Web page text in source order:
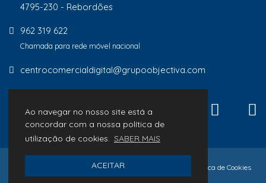
Ao navegar no nosso site está a
concordar com a nossa política de
utilização de cookies. SABER MAIS
ACEITAR
4795-230 - Rebordões
962 319 622
Chamada para rede móvel nacional
centrocomercialdigital@grupoobjectiva.com
© 2026 Lojas de Proximidade Política de Privacidade
Política de Cookies